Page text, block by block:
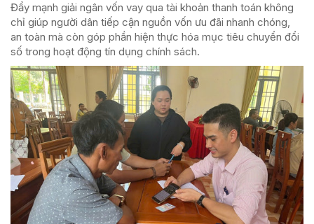
Đẩy mạnh giải ngân vốn vay qua tài khoản thanh toán không
chỉ giúp người dân tiếp cận nguồn vốn ưu đãi nhanh chóng,
an toàn mà còn góp phần hiện thực hóa mục tiêu chuyển đổi
số trong hoạt động tín dụng chính sách.